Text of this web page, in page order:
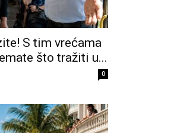
S tim vrećama
što tražiti u...
0